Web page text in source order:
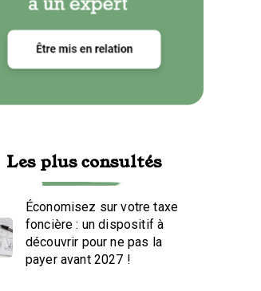
Les plus consultés
Économisez sur votre taxe
foncière : un dispositif à
découvrir pour ne pas la
payer avant 2027 !